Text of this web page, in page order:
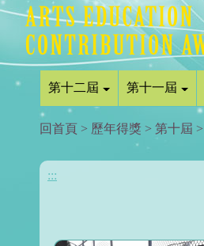
第十二屆 第十一屆
:::
回首頁 > 歷年得獎 > 第十屆 >